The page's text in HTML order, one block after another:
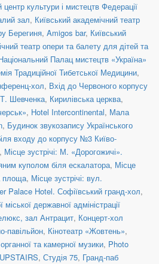
культури і мистецтв Федерації
зал, Київський академічний театр
Берегиня, Amigos bar, Київський
театр опери та балету для дітей та
Палац мистецтв «Україна»
Традиційної Тибетської Медицини,
хол, Вхід до Червоного корпусу
Шевченка, Кирилівська церква,
, Hotel Intercontinental, Мала
, Будинок звукозапису Українського
входу до корпусу №3 Київо-
, Місце зустрічі: М. «Дорогожичі».
куполом біля ескалатора, Місце
площа, Місце зустрічі: вул.
Palace Hotel. Софіївський гранд-хол,
державної адміністрації
зал Антрацит, Концерт-хол
павільйон, Кінотеатр «Жовтень»,
та камерної музики, Photo
, Студія 75, Гранд-паб